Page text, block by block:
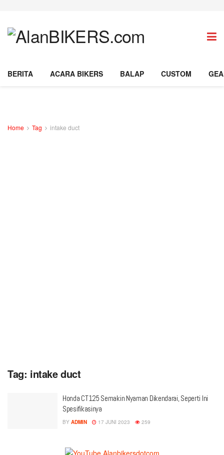
BERITA ACARA BIKERS BALAP CUSTOM
Home Tag intake duct
Tag: intake duct
Honda CT125 Semakin Nyaman Dikendarai, Seperti Ini
Spesifikasinya
BY ADMIN 17 JUNI 2023 259